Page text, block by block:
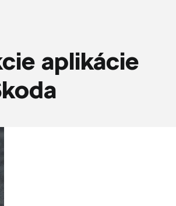
aplikácie